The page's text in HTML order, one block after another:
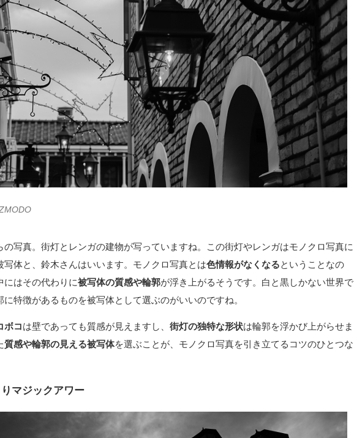
の写真。街灯とレンガの建物が写っていますね。この街灯やレンガはモノクロ写真に
写体と、鈴木さんはいいます。モノクロ写真とは色情報がなくなるということなの
にはその代わりに被写体の質感や輪郭が浮き上がるそうです。白と黒しかない世界で
に特徴があるものを被写体として選ぶのがいいのですね。
ボコは壁であっても質感が見えますし、 街灯の独特な形状は輪郭を浮かび上がらせま
質感や輪郭の見える被写体を選ぶことが、モノクロ写真を引き立てるコツのひとつな
マジックアワー